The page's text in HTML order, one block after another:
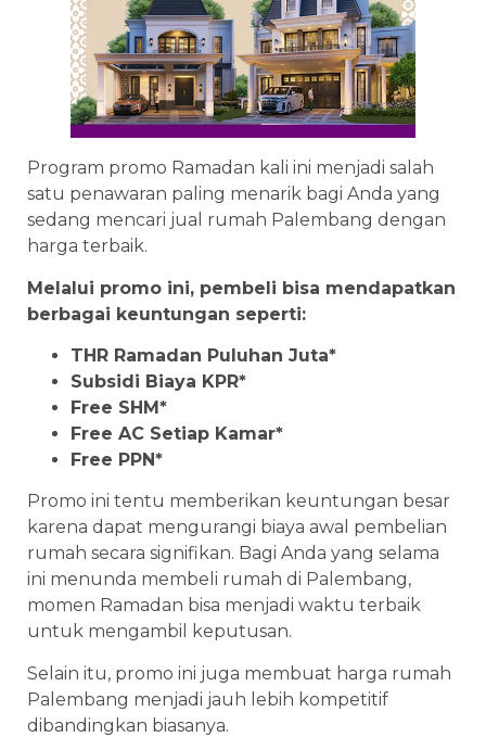
Program promo Ramadan kali ini menjadi salah
satu penawaran paling menarik bagi Anda yang
sedang mencari jual rumah Palembang dengan
harga terbaik.
Melalui promo ini, pembeli bisa mendapatkan
berbagai keuntungan seperti:
THR Ramadan Puluhan Juta*
Subsidi Biaya KPR*
Free SHM*
Free AC Setiap Kamar*
Free PPN*
Promo ini tentu memberikan keuntungan besar
karena dapat mengurangi biaya awal pembelian
rumah secara signifikan. Bagi Anda yang selama
ini menunda membeli rumah di Palembang,
momen Ramadan bisa menjadi waktu terbaik
untuk mengambil keputusan.
Selain itu, promo ini juga membuat harga rumah
Palembang menjadi jauh lebih kompetitif
dibandingkan biasanya.